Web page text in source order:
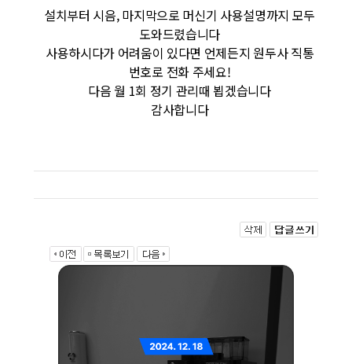
설치부터 시음, 마지막으로 머신기 사용설명까지 모두
도와드렸습니다
사용하시다가 어려움이 있다면 언제든지 원두사 직통
번호로 전화 주세요!
다음 월 1회 정기 관리때 뵙겠습니다
감사합니다